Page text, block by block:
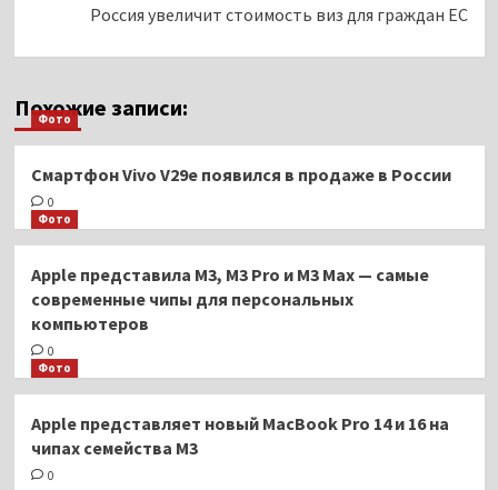
Россия увеличит стоимость виз для граждан ЕС
Похожие записи:
Фото
Смартфон Vivo V29e появился в продаже в России
0
Фото
Apple представила M3, M3 Pro и M3 Max — самые
современные чипы для персональных
компьютеров
0
Фото
Apple представляет новый MacBook Pro 14 и 16 на
чипах семейства M3
0